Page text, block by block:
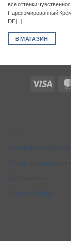
все оттенки
Парфюмированный
DE [...]
В МАГАЗИН
Visa
Условия
Отказ от
Доступность
Privacy Policy